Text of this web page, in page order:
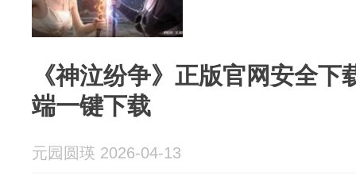
《神泣纷争》正版官网安全下
端一键下载
元园圆瑛 2026-04-13